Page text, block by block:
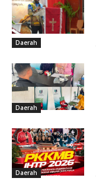
Daerah
Daerah
Daerah